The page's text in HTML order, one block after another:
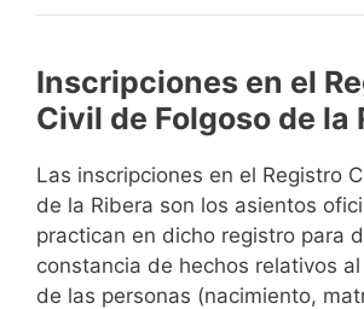
Inscripciones en el
Civil de Folgoso de la
Las inscripciones en el Registro
de la Ribera son los asientos
practican en dicho registro para
constancia de hechos relativos
de las personas (nacimiento,